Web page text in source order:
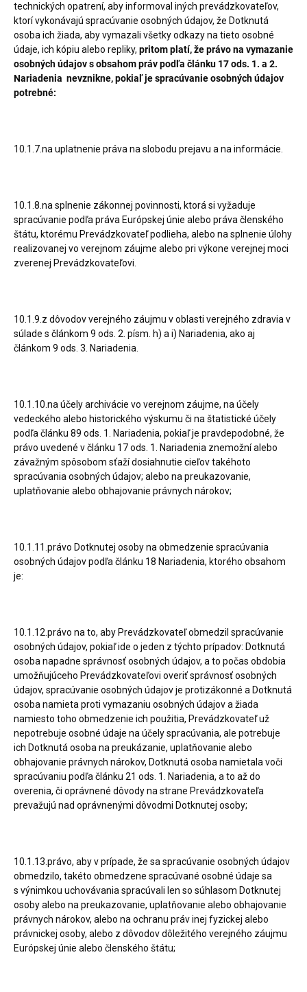
technických opatrení, aby informoval iných prevádzkovateľov,
ktorí vykonávajú spracúvanie osobných údajov, že Dotknutá
osoba ich žiada, aby vymazali všetky odkazy na tieto osobné
údaje, ich kópiu alebo repliky, pritom platí, že právo na vymazanie
osobných údajov s obsahom práv podľa článku 17 ods. 1. a 2.
Nariadenia nevznikne, pokiaľ je spracúvanie osobných údajov
potrebné:
10.1.7.na uplatnenie práva na slobodu prejavu a na informácie.
10.1.8.na splnenie zákonnej povinnosti, ktorá si vyžaduje
spracúvanie podľa práva Európskej únie alebo práva členského
štátu, ktorému Prevádzkovateľ podlieha, alebo na splnenie úlohy
realizovanej vo verejnom záujme alebo pri výkone verejnej moci
zverenej Prevádzkovateľovi.
10.1.9.z dôvodov verejného záujmu v oblasti verejného zdravia v
súlade s článkom 9 ods. 2. písm. h) a i) Nariadenia, ako aj
článkom 9 ods. 3. Nariadenia.
10.1.10.na účely archivácie vo verejnom záujme, na účely
vedeckého alebo historického výskumu či na štatistické účely
podľa článku 89 ods. 1. Nariadenia, pokiaľ je pravdepodobné, že
právo uvedené v článku 17 ods. 1. Nariadenia znemožní alebo
závažným spôsobom sťaží dosiahnutie cieľov takéhoto
spracúvania osobných údajov; alebo na preukazovanie,
uplatňovanie alebo obhajovanie právnych nárokov;
10.1.11.právo Dotknutej osoby na obmedzenie spracúvania
osobných údajov podľa článku 18 Nariadenia, ktorého obsahom
je:
10.1.12.právo na to, aby Prevádzkovateľ obmedzil spracúvanie
osobných údajov, pokiaľ ide o jeden z týchto prípadov: Dotknutá
osoba napadne správnosť osobných údajov, a to počas obdobia
umožňujúceho Prevádzkovateľovi overiť správnosť osobných
údajov, spracúvanie osobných údajov je protizákonné a Dotknutá
osoba namieta proti vymazaniu osobných údajov a žiada
namiesto toho obmedzenie ich použitia, Prevádzkovateľ už
nepotrebuje osobné údaje na účely spracúvania, ale potrebuje
ich Dotknutá osoba na preukázanie, uplatňovanie alebo
obhajovanie právnych nárokov, Dotknutá osoba namietala voči
spracúvaniu podľa článku 21 ods. 1. Nariadenia, a to až do
overenia, či oprávnené dôvody na strane Prevádzkovateľa
prevažujú nad oprávnenými dôvodmi Dotknutej osoby;
10.1.13.právo, aby v prípade, že sa spracúvanie osobných údajov
obmedzilo, takéto obmedzene spracúvané osobné údaje sa
s výnimkou uchovávania spracúvali len so súhlasom Dotknutej
osoby alebo na preukazovanie, uplatňovanie alebo obhajovanie
právnych nárokov, alebo na ochranu práv inej fyzickej alebo
právnickej osoby, alebo z dôvodov dôležitého verejného záujmu
Európskej únie alebo členského štátu;